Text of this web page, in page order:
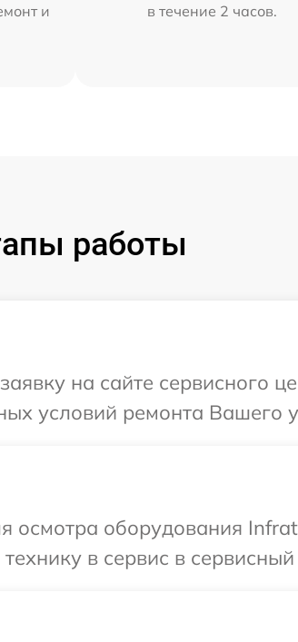
и
в течение 2 часов.
работы
на сайте сервисного
условий ремонта Вашего
оборудования
в сервис в